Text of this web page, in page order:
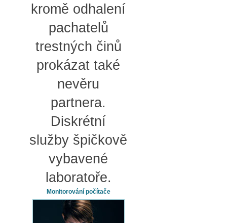
kromě odhalení
pachatelů
trestných činů
prokázat také
nevěru
partnera.
Diskrétní
služby špičkově
vybavené
laboratoře.
Monitorování počítače